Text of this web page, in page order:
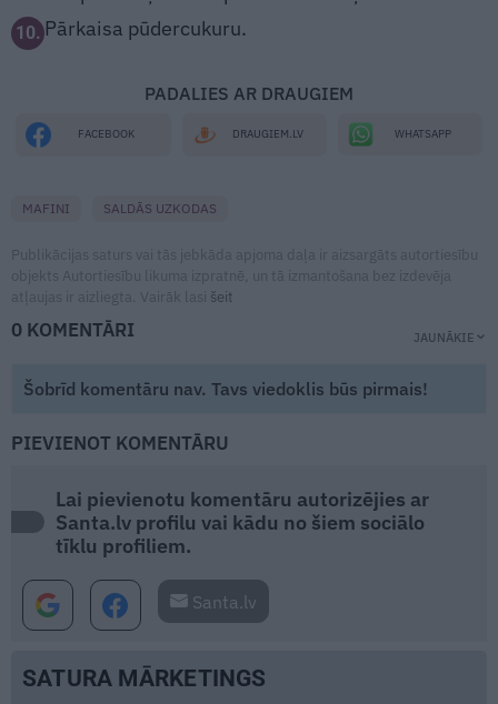
10. Pārkaisa pūdercukuru.
PADALIES AR DRAUGIEM
FACEBOOK DRAUGIEM.LV WHATSAPP
MAFINI SALDĀS UZKODAS
Publikācijas saturs vai tās jebkāda apjoma daļa ir aizsargāts autortiesību
objekts Autortiesību likuma izpratnē, un tā izmantošana bez izdevēja
atļaujas ir aizliegta. Vairāk lasi šeit
0 KOMENTĀRI JAUNĀKIE
Šobrīd komentāru nav. Tavs viedoklis būs pirmais!
PIEVIENOT KOMENTĀRU
Lai pievienotu komentāru autorizējies ar
Santa.lv profilu vai kādu no šiem sociālo
tīklu profiliem.
Santa.lv
SATURA MĀRKETINGS